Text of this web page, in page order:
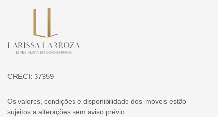
CRECI: 37359
Os valores, condições e disponibilidade dos imóveis estão
sujeitos a alterações sem aviso prévio.